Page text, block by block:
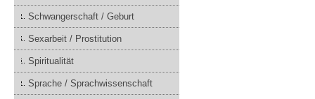
Schwangerschaft / Geburt
Sexarbeit / Prostitution
Spiritualität
Sprache / Sprachwissenschaft